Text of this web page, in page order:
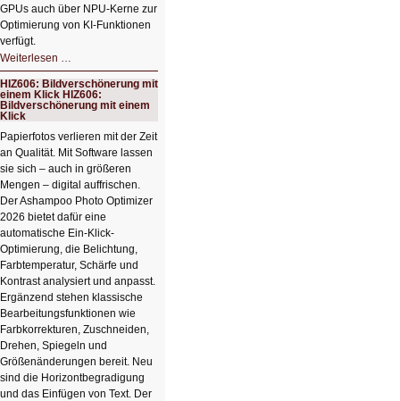
GPUs auch über NPU-Kerne zur
Optimierung von KI-Funktionen
verfügt.
Weiterlesen …
Schicker
kompakter
Rechenturbo
HIZ606: Bildverschönerung mit
einem Klick HIZ606:
Bildverschönerung mit einem
Klick
Papierfotos verlieren mit der Zeit
an Qualität. Mit Software lassen
sie sich – auch in größeren
Mengen – digital auffrischen.
Der Ashampoo Photo Optimizer
2026 bietet dafür eine
automatische Ein-Klick-
Optimierung, die Belichtung,
Farbtemperatur, Schärfe und
Kontrast analysiert und anpasst.
Ergänzend stehen klassische
Bearbeitungsfunktionen wie
Farbkorrekturen, Zuschneiden,
Drehen, Spiegeln und
Größenänderungen bereit. Neu
sind die Horizontbegradigung
und das Einfügen von Text. Der